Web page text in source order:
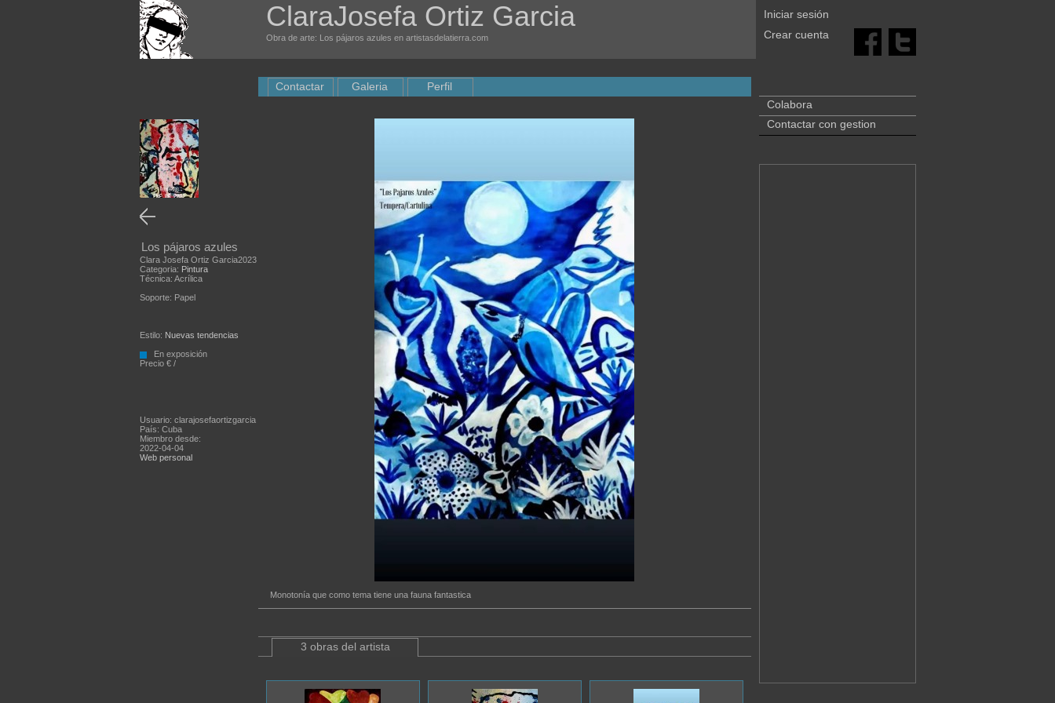
ClaraJosefa Ortiz Garcia
Obra de arte: Los pájaros azules en artistasdelatierra.com
Iniciar sesión
Crear cuenta
Los pájaros azules
Clara Josefa Ortiz Garcia2023
Categoria: Pintura
Técnica: Acrílica
Soporte: Papel
Estilo: Nuevas tendencias
En exposición
Precio € /
Usuario: clarajosefaortizgarcia
País: Cuba
Miembro desde:
2022-04-04
Web personal
Contactar Galeria Perfil
Monotonía que como tema tiene una fauna fantastica
3 obras del artista
Colabora
Contactar con gestion